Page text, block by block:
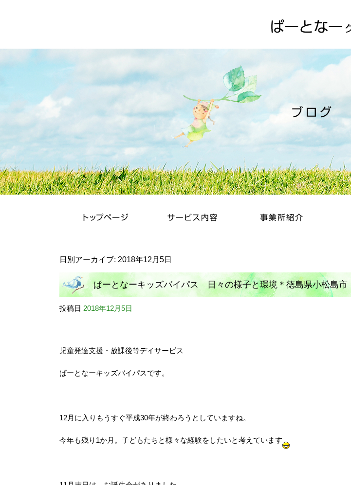
日別アーカイブ: 2018年12月5日
ぱーとなーキッズバイパス 日々の様子と環境＊徳島県小松島市
投稿日 2018年12月5日
児童発達支援・放課後等デイサービス
ぱーとなーキッズバイパスです。
12月に入りもうすぐ平成30年が終わろうとしていますね。
今年も残り1か月。子どもたちと様々な経験をしたいと考えています